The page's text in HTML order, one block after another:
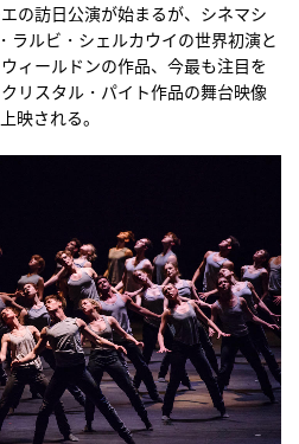
の訪日公演が始まるが、シネマシ
ラルビ・シェルカウイの世界初演と
ィールドンの作品、今最も注目を
リスタル・パイト作品の舞台映像
映される。